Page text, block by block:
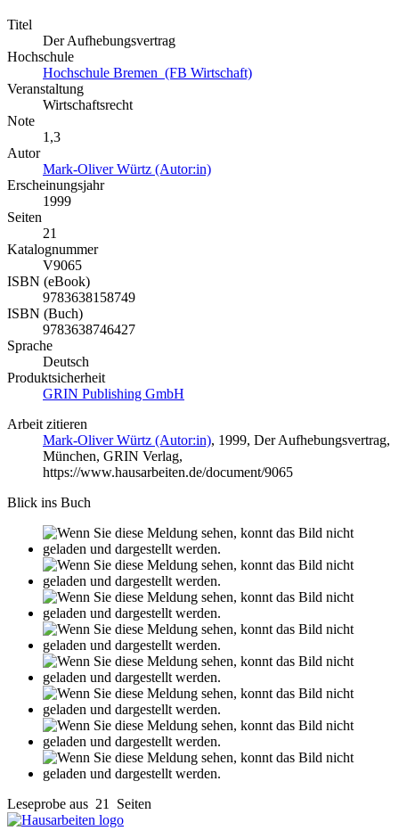
Titel
Der Aufhebungsvertrag
Hochschule
Hochschule Bremen (FB Wirtschaft)
Veranstaltung
Wirtschaftsrecht
Note
1,3
Autor
Mark-Oliver Würtz (Autor:in)
Erscheinungsjahr
1999
Seiten
21
Katalognummer
V9065
ISBN (eBook)
9783638158749
ISBN (Buch)
9783638746427
Sprache
Deutsch
Produktsicherheit
GRIN Publishing GmbH
Arbeit zitieren
Mark-Oliver Würtz (Autor:in), 1999, Der Aufhebungsvertrag,
München, GRIN Verlag,
https://www.hausarbeiten.de/document/9065
Blick ins Buch
Leseprobe aus 21 Seiten
Facebook
Instagram
TikTok
Shop
Tutorials
FAQ
Zahlung & Versand